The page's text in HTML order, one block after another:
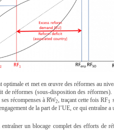
optimale et met en œuvre des réformes au
de réformes (sous-disposition des
récompenses à RW2, traçant cette fois RF1
de la part de l’UE, ce qui entraîne
entraîner un blocage complet des efforts de